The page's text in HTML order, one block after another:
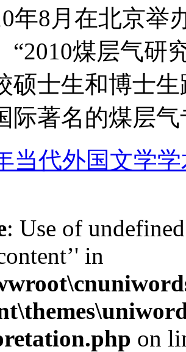
年8月在北京举
“2010煤层气研
硕士生和博士
际著名的煤层
当代外国文学
: Use of
in
on